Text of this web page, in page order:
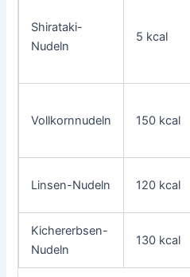
Shirataki-
Nudeln
5 kcal
Vollkornnudeln 150 kcal
Linsen-Nudeln 120 kcal
Kichererbsen-
Nudeln
130 kcal